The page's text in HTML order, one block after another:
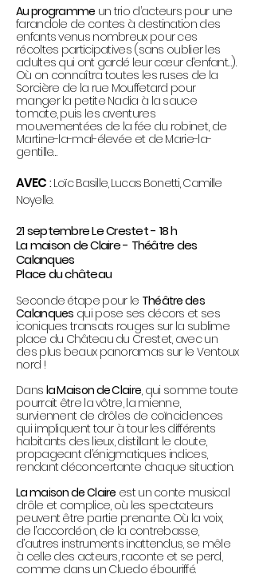
Au programme un trio d’acteurs pour une
farandole de contes à destination des
enfants venus nombreux pour ces
récoltes participatives (sans oublier les
adultes qui ont gardé leur cœur d’enfant…).
Où on connaîtra toutes les ruses de la
Sorcière de la rue Mouffetard pour
manger la petite Nadia à la sauce
tomate, puis les aventures
mouvementées de la fée du robinet, de
Martine-la-mal-élevée et de Marie-la-
gentille…
AVEC: Loïc Basille, Lucas Bonetti, Camille
Noyelle.
21 septembre Le Crestet - 18 h
La maison de Claire - Théâtre des
Calanques
Place du château
Seconde étape pour le Théâtre des
Calanques qui pose ses décors et ses
iconiques transats rouges sur la sublime
place du Château du Crestet, avec un
des plus beaux panoramas sur le Ventoux
nord !
Dans la Maison de Claire, qui somme toute
pourrait être la vôtre, la mienne,
surviennent de drôles de coïncidences
qui impliquent tour à tour les différents
habitants des lieux, distillant le doute,
propageant d’énigmatiques indices,
rendant déconcertante chaque situation.
La maison de Claire est un conte musical
drôle et complice, où les spectateurs
peuvent être partie prenante. Où la voix,
de l’accordéon, de la contrebasse,
d’autres instruments inattendus, se mêle
à celle des acteurs, raconte et se perd,
comme dans un Cluedo ébouriffé.